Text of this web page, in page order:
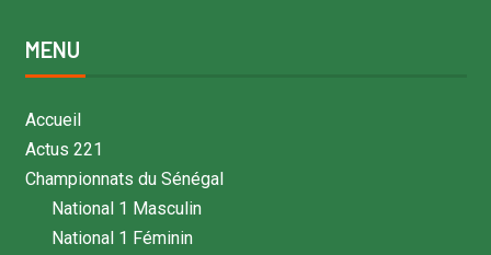
MENU
Accueil
Actus 221
Championnats du Sénégal
National 1 Masculin
National 1 Féminin